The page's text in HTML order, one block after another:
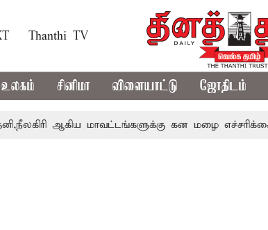
Thanthi TV
உலகம் சினிமா விளையாட்டு ஜோதிடம்
ஆகிய மாவட்டங்களுக்கு கன மழை எச்சரிக்கை